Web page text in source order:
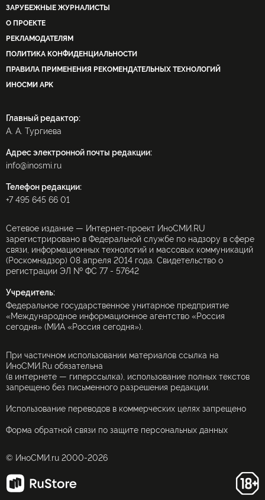
ЗАРУБЕЖНЫЕ ЖУРНАЛИСТЫ
О ПРОЕКТЕ
РЕКЛАМОДАТЕЛЯМ
ПОЛИТИКА КОНФИДЕНЦИАЛЬНОСТИ
ПРАВИЛА ПРИМЕНЕНИЯ РЕКОМЕНДАТЕЛЬНЫХ ТЕХНОЛОГИЙ
ИНОСМИ APK
Главный редактор:
А. А. Тургиева
Адрес электронной почты редакции:
info@inosmi.ru
Телефон редакции:
+7 495 645 66 01
Сетевое издание — Интернет-проект ИноСМИ.RU
зарегистрировано в Федеральной службе по надзору в сфере
связи, информационных технологий и массовых коммуникаций
(Роскомнадзор) 08 апреля 2014 года. Свидетельство о
регистрации ЭЛ № ФС 77 - 57642
Учредитель:
Федеральное государственное унитарное предприятие
«Международное информационное агентство «Россия
сегодня» (МИА «Россия сегодня»).
При частичном использовании материалов ссылка на
ИноСМИ.Ru обязательна
(в интернете — гиперссылка), использование полных текстов
запрещено без письменного разрешения редакции.
Использование переводов в коммерческих целях запрещено
Форма обратной связи по защите персональных данных
© ИноСМИ.ru 2000-2026